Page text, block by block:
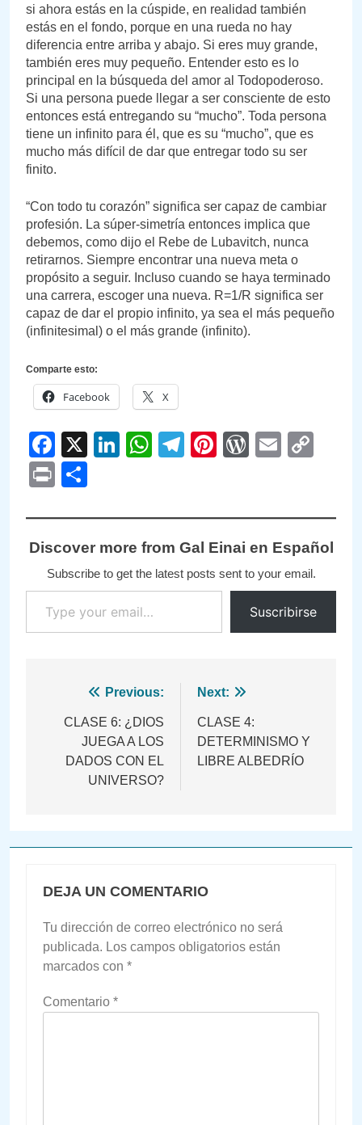
si ahora estás en la cúspide, en realidad también
estás en el fondo, porque en una rueda no hay
diferencia entre arriba y abajo. Si eres muy grande,
también eres muy pequeño. Entender esto es lo
principal en la búsqueda del amor al Todopoderoso.
Si una persona puede llegar a ser consciente de esto
entonces está entregando su “mucho”. Toda persona
tiene un infinito para él, que es su “mucho”, que es
mucho más difícil de dar que entregar todo su ser
finito.
“Con todo tu corazón” significa ser capaz de cambiar
profesión. La súper-simetría entonces implica que
debemos, como dijo el Rebe de Lubavitch, nunca
retirarnos. Siempre encontrar una nueva meta o
propósito a seguir. Incluso cuando se haya terminado
una carrera, escoger una nueva. R=1/R significa ser
capaz de dar el propio infinito, ya sea el más pequeño
(infinitesimal) o el más grande (infinito).
Comparte esto:
Facebook X
Facebook
X LinkedIn
WhatsApp
Telegram
PinterestEmail
Print
Discover more from Gal Einai en Español
Subscribe to get the latest posts sent to your email.
Type your email…
Suscribirse
Navegación
entradas
Previous:
CLASE 6: ¿DIOS
JUEGA A LOS
DADOS CON EL
UNIVERSO?
Next:
CLASE 4:
DETERMINISMO Y
LIBRE ALBEDRÍO
DEJA UN COMENTARIO
Tu dirección de correo electrónico no será
publicada. Los campos obligatorios están
marcados con *
Comentario *